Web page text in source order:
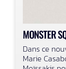
MONSTER
Dans ce
Marie